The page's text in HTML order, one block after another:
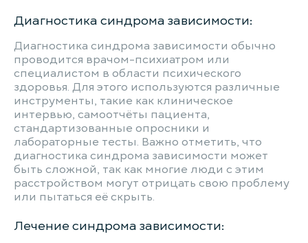
Диагностика синдрома зависимости:
Диагностика синдрома зависимости обычно
проводится врачом-психиатром или
специалистом в области психического
здоровья. Для этого используются различные
инструменты, такие как клиническое
интервью, самоотчёты пациента,
стандартизованные опросники и
лабораторные тесты. Важно отметить, что
диагностика синдрома зависимости может
быть сложной, так как многие люди с этим
расстройством могут отрицать свою проблему
или пытаться её скрыть.
Лечение синдрома зависимости: